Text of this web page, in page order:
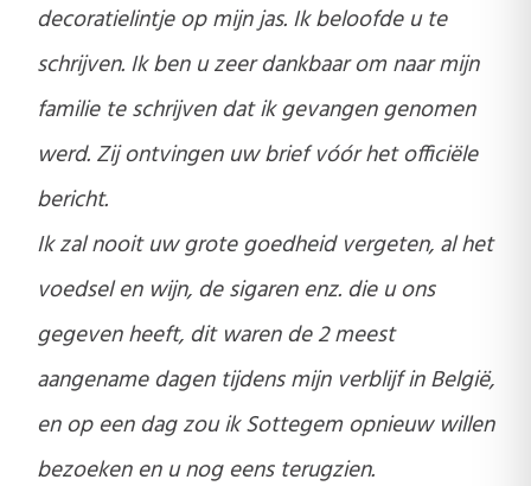
decoratielintje op mijn jas. Ik beloofde u te
schrijven. Ik ben u zeer dankbaar om naar mijn
familie te schrijven dat ik gevangen genomen
werd. Zij ontvingen uw brief vóór het officiële
bericht.
Ik zal nooit uw grote goedheid vergeten, al het
voedsel en wijn, de sigaren enz. die u ons
gegeven heeft, dit waren de 2 meest
aangename dagen tijdens mijn verblijf in België,
en op een dag zou ik Sottegem opnieuw willen
bezoeken en u nog eens terugzien.